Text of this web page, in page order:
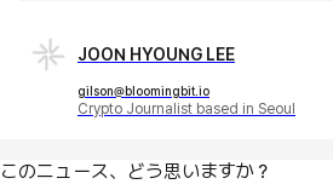
JOON HYOUNG LEE
gilson@bloomingbit.io
Crypto Journalist based in Seoul
このニュース、どう思いますか？